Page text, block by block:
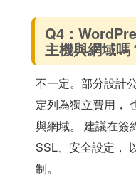
Q4：
主機與網域嗎
不一定。部分設計
定列為獨立費用，
與網域。 建議在簽
SSL、安全設定，
制。